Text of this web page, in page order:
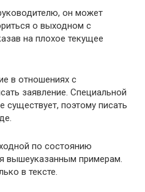
он может
о выходном с
на плохое текущее
в отношениях с
заявление. Специальной
поэтому писать
по состоянию
вышеуказанным примерам.
в тексте.